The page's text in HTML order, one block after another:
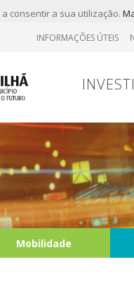
consentir a sua utilização.
INFORMAÇÕES ÚTEIS
Mobilidade